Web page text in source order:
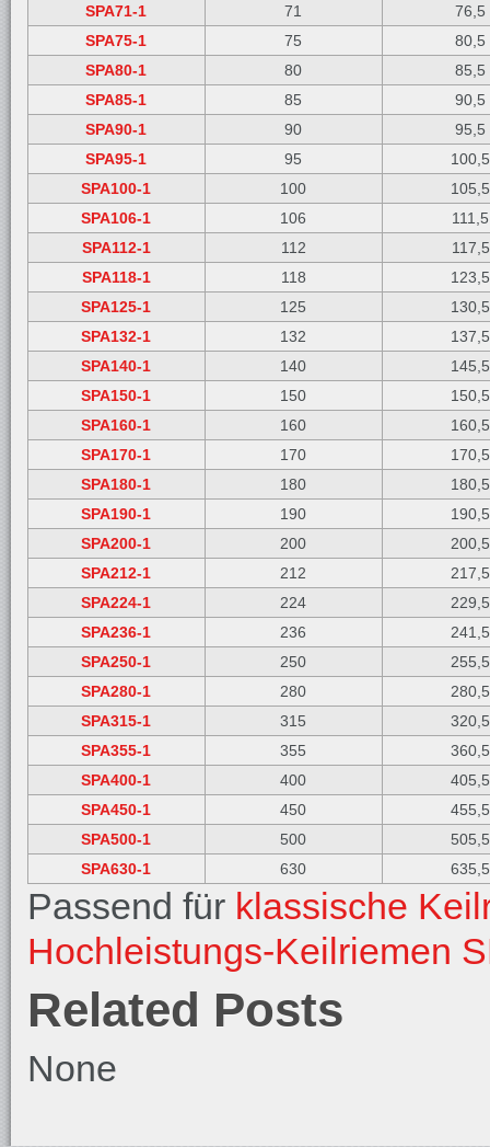
SPA71-1
71
76,5
SPA75-1
75
80,5
SPA80-1
80
85,5
SPA85-1
85
90,5
SPA90-1
90
95,5
SPA95-1
95
100,5
SPA100-1
100
105,5
SPA106-1
106
111,5
SPA112-1
112
117,5
SPA118-1
118
123,5
SPA125-1
125
130,5
SPA132-1
132
137,5
SPA140-1
140
145,5
SPA150-1
150
150,5
SPA160-1
160
160,5
SPA170-1
170
170,5
SPA180-1
180
180,5
SPA190-1
190
190,5
SPA200-1
200
200,5
SPA212-1
212
217,5
SPA224-1
224
229,5
SPA236-1
236
241,5
SPA250-1
250
255,5
SPA280-1
280
280,5
SPA315-1
315
320,5
SPA355-1
355
360,5
SPA400-1
400
405,5
SPA450-1
450
455,5
SPA500-1
500
505,5
SPA630-1
630 635,5
Passend für klassische
Hochleistungs-Keilriemen
Related Posts
None